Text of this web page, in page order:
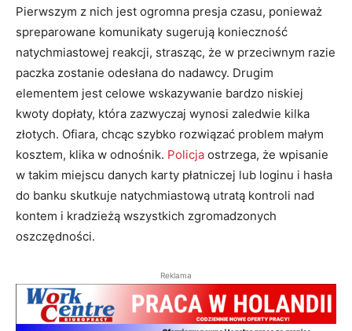
Pierwszym z nich jest ogromna presja czasu, ponieważ
spreparowane komunikaty sugerują konieczność
natychmiastowej reakcji, strasząc, że w przeciwnym razie
paczka zostanie odesłana do nadawcy. Drugim
elementem jest celowe wskazywanie bardzo niskiej
kwoty dopłaty, która zazwyczaj wynosi zaledwie kilka
złotych. Ofiara, chcąc szybko rozwiązać problem małym
kosztem, klika w odnośnik. Policja ostrzega, że wpisanie
w takim miejscu danych karty płatniczej lub loginu i hasła
do banku skutkuje natychmiastową utratą kontroli nad
kontem i kradzieżą wszystkich zgromadzonych
oszczędności.
Reklama